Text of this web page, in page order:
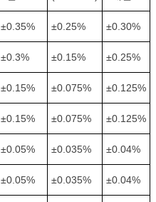
±0.35% ±0.25% ±0.30%
±0.3% ±0.15% ±0.25%
±0.15% ±0.075% ±0.125%
±0.15% ±0.075% ±0.125%
±0.05% ±0.035% ±0.04%
±0.05% ±0.035% ±0.04%